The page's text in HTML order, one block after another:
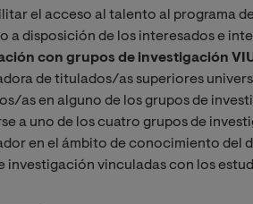
el acceso al talento al programa
a disposición de los interesados e
con grupos de investigación
de titulados/as superiores
as en alguno de los grupos de
a uno de los cuatro grupos de
en el ámbito de conocimiento del
investigación vinculadas con los